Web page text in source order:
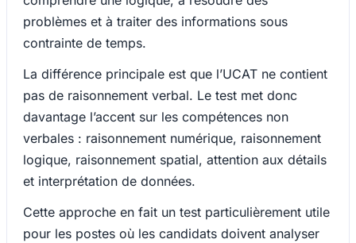
problèmes et à traiter des informations sous
contrainte de temps.
La différence principale est que l’UCAT ne contient
pas de raisonnement verbal. Le test met donc
davantage l’accent sur les compétences non
verbales : raisonnement numérique, raisonnement
logique, raisonnement spatial, attention aux détails
et interprétation de données.
Cette approche en fait un test particulièrement utile
pour les postes où les candidats doivent analyser